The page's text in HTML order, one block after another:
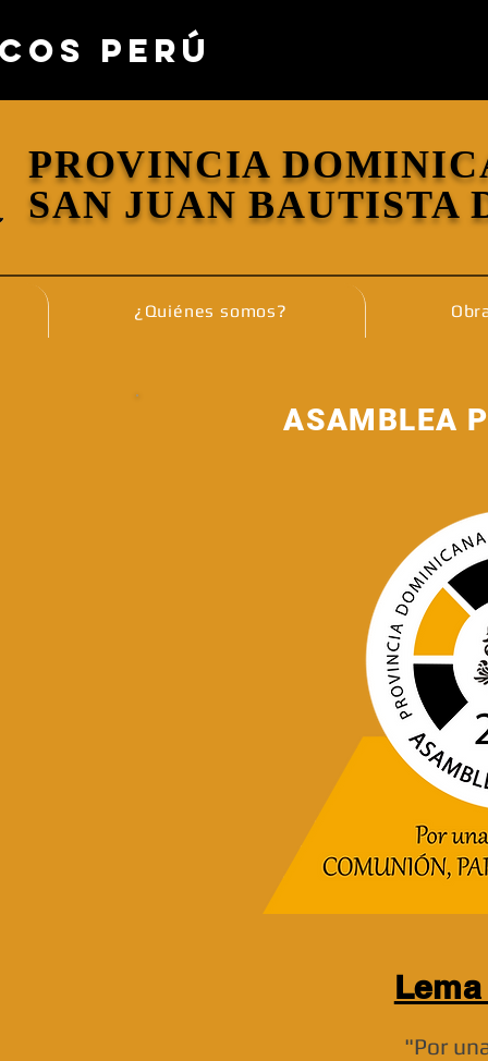
PERÚ
PROVINCIA
SAN JUAN BAUTISTA
¿Quiénes somos?
ASAMBLEA
"Por